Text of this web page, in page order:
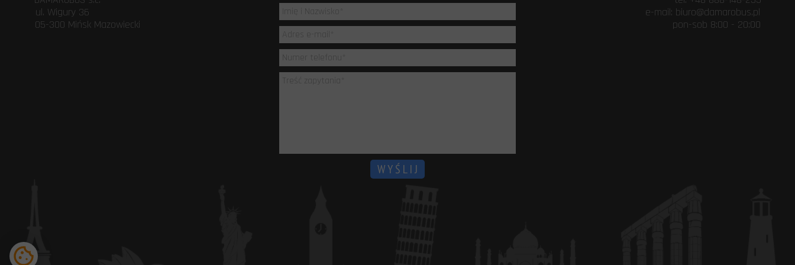
W Y Ś L I J
ul. Wigury 36 e-mail: biuro@damarobus.pl
05-300 Mińsk Mazowiecki pon-sob 8:00 - 20:00